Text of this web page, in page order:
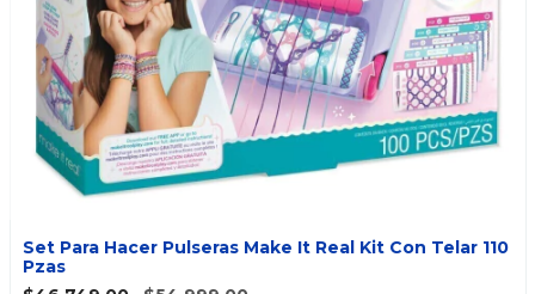
Set Para Hacer Pulseras Make It Real Kit Con Telar 110
Pzas